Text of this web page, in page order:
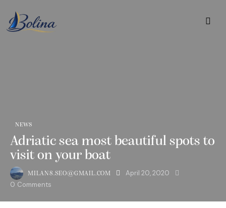
NEWS
Adriatic sea most beautiful spots to
visit on your boat
MILAN8.SEO@GMAIL.COM
April 20, 2020
0 Comments